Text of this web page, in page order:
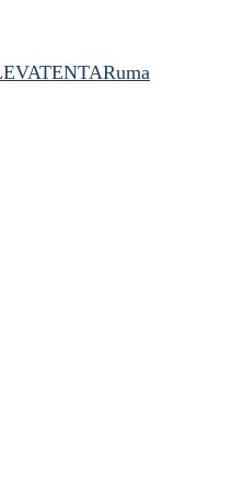
TENTARuma